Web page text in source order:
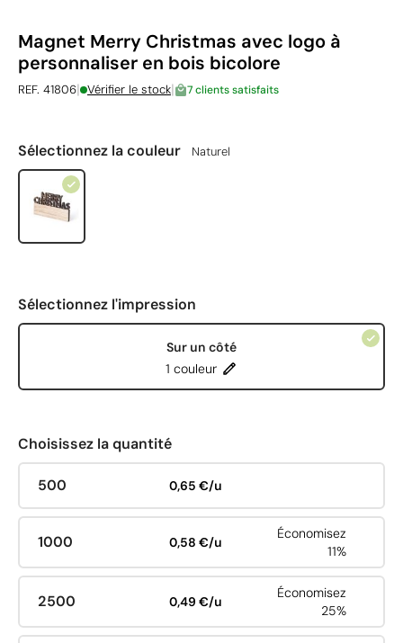
Magnet Merry Christmas avec logo à
personnaliser en bois bicolore
REF. 41806| Vérifier le stock| 7 clients satisfaits
Sélectionnez la couleur Naturel
Sélectionnez l'impression
Sur un côté
1 couleur
Choisissez la quantité
500 0,65 €/u
1000 0,58 €/u
Économisez
11%
2500 0,49 €/u
Économisez
25%